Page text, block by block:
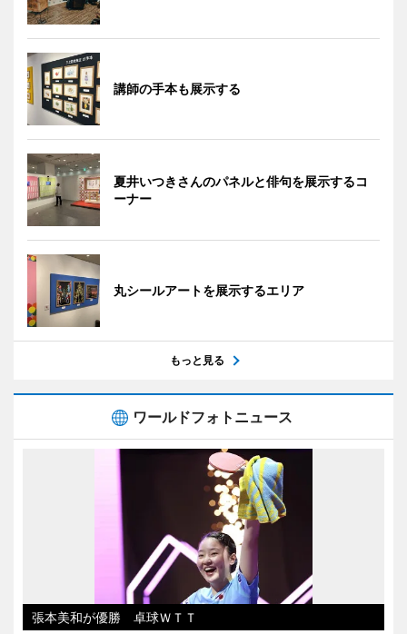
講師の手本も展示する
夏井いつきさんのパネルと俳句を展示するコ
ーナー
丸シールアートを展示するエリア
もっと見る
ワールドフォトニュース
張本美和が優勝 卓球ＷＴＴ